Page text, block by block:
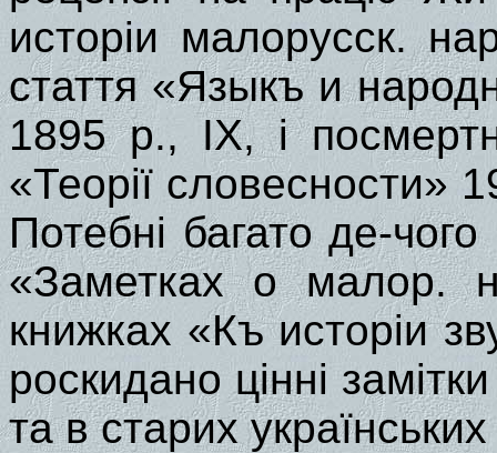
исторіи малорусск.
стаття «Языкъ и
1895 р., IX, і
«Теорії словесности»
Потебні багато де-
«Заметках о малор.
книжках «Къ исторіи
роскидано цінні
та в старих